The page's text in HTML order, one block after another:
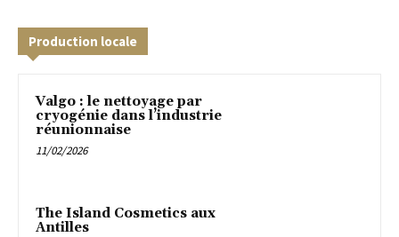
Production locale
Valgo : le nettoyage par
cryogénie dans l’industrie
réunionnaise
11/02/2026
The Island Cosmetics aux
Antilles